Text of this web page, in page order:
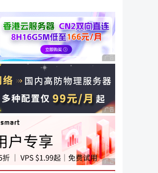
广告 商业广告，理性
广告 商业广告，理性
广告 商业广告，理性